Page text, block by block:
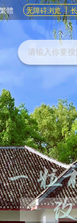
繁體 无障碍浏览